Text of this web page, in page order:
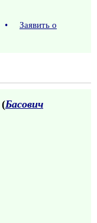
•
Заявить о
(Басович